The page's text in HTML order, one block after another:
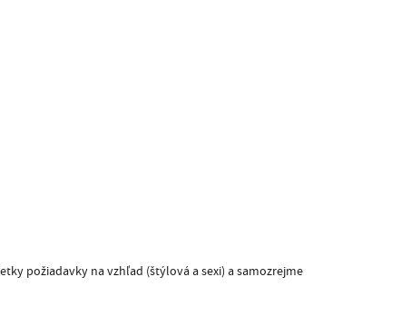
požiadavky na vzhľad (štýlová a sexi) a samozrejme